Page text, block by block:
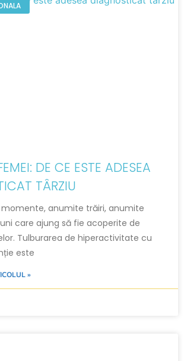
DE CE ESTE ADESEA
TÂRZIU
anumite trăiri, anumite
care ajung să fie acoperite de
Tulburarea de hiperactivitate cu
este
»